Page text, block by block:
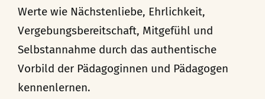
Werte wie Nächstenliebe, Ehrlichkeit,
Vergebungsbereitschaft, Mitgefühl und
Selbstannahme durch das authentische
Vorbild der Pädagoginnen und Pädagogen
kennenlernen.